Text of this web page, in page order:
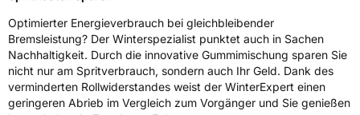
Optimierter Energieverbrauch bei gleichbleibender
Bremsleistung? Der Winterspezialist punktet auch in Sachen
Nachhaltigkeit. Durch die innovative Gummimischung sparen Sie
nicht nur am Spritverbrauch, sondern auch Ihr Geld. Dank des
verminderten Rollwiderstandes weist der WinterExpert einen
geringeren Abrieb im Vergleich zum Vorgänger und Sie genießen